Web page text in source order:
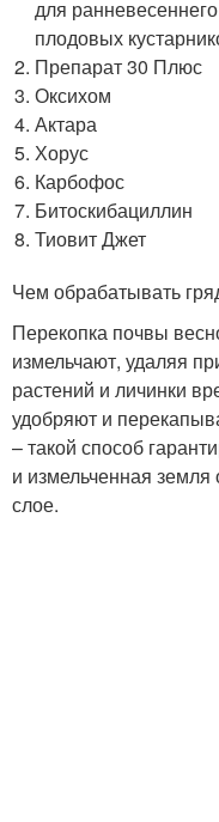
для
плодовых
Препарат 30 Плюс
Оксихом
Актара
Хорус
Карбофос
Битоскибациллин
Тиовит Джет
Чем обрабатывать
Перекопка почвы
измельчают, удаляя
растений и личинки
удобряют и
– такой способ
и измельченная
слое.